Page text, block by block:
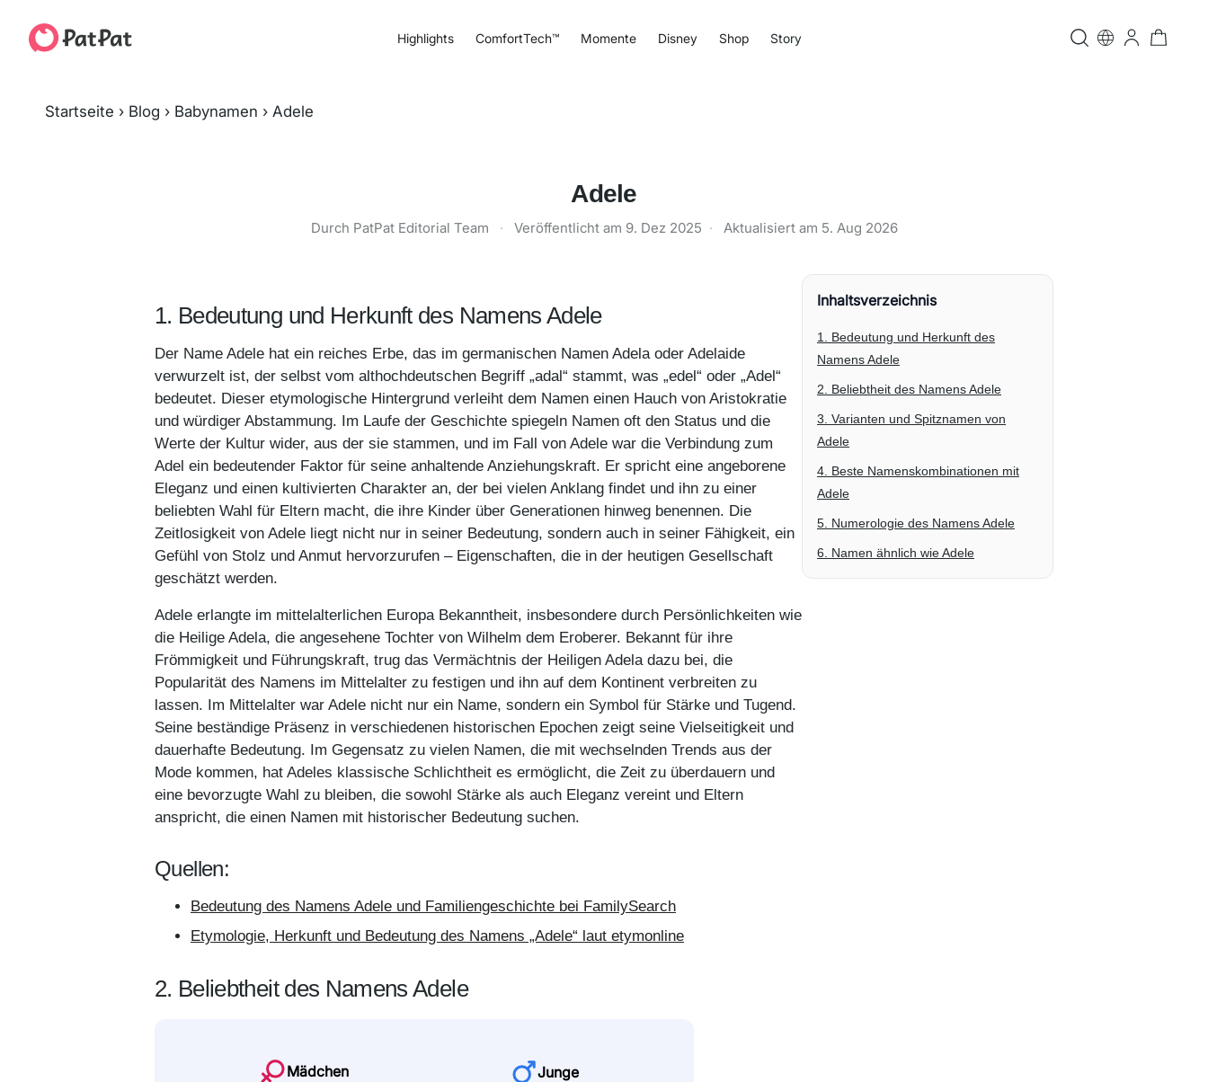
Highlights ComfortTech™ Momente Disney Shop Story
Startseite › Blog › Babynamen › Adele
Adele
Durch PatPat Editorial Team · Veröffentlicht am 9. Dez 2025 · Aktualisiert am 5. Aug 2026
1. Bedeutung und Herkunft des Namens Adele
Der Name Adele hat ein reiches Erbe, das im germanischen Namen Adela oder Adelaide
verwurzelt ist, der selbst vom althochdeutschen Begriff „adal“ stammt, was „edel“ oder „Adel“
bedeutet. Dieser etymologische Hintergrund verleiht dem Namen einen Hauch von Aristokratie
und würdiger Abstammung. Im Laufe der Geschichte spiegeln Namen oft den Status und die
Werte der Kultur wider, aus der sie stammen, und im Fall von Adele war die Verbindung zum
Adel ein bedeutender Faktor für seine anhaltende Anziehungskraft. Er spricht eine angeborene
Eleganz und einen kultivierten Charakter an, der bei vielen Anklang findet und ihn zu einer
beliebten Wahl für Eltern macht, die ihre Kinder über Generationen hinweg benennen. Die
Zeitlosigkeit von Adele liegt nicht nur in seiner Bedeutung, sondern auch in seiner Fähigkeit, ein
Gefühl von Stolz und Anmut hervorzurufen – Eigenschaften, die in der heutigen Gesellschaft
geschätzt werden.
Adele erlangte im mittelalterlichen Europa Bekanntheit, insbesondere durch Persönlichkeiten wie
die Heilige Adela, die angesehene Tochter von Wilhelm dem Eroberer. Bekannt für ihre
Frömmigkeit und Führungskraft, trug das Vermächtnis der Heiligen Adela dazu bei, die
Popularität des Namens im Mittelalter zu festigen und ihn auf dem Kontinent verbreiten zu
lassen. Im Mittelalter war Adele nicht nur ein Name, sondern ein Symbol für Stärke und Tugend.
Seine beständige Präsenz in verschiedenen historischen Epochen zeigt seine Vielseitigkeit und
dauerhafte Bedeutung. Im Gegensatz zu vielen Namen, die mit wechselnden Trends aus der
Mode kommen, hat Adeles klassische Schlichtheit es ermöglicht, die Zeit zu überdauern und
eine bevorzugte Wahl zu bleiben, die sowohl Stärke als auch Eleganz vereint und Eltern
anspricht, die einen Namen mit historischer Bedeutung suchen.
Quellen:
Bedeutung des Namens Adele und Familiengeschichte bei FamilySearch
Etymologie, Herkunft und Bedeutung des Namens „Adele“ laut etymonline
2. Beliebtheit des Namens Adele
Mädchen Junge
Inhaltsverzeichnis
1. Bedeutung und Herkunft des
Namens Adele
2. Beliebtheit des Namens Adele
3. Varianten und Spitznamen von
Adele
4. Beste Namenskombinationen mit
Adele
5. Numerologie des Namens Adele
6. Namen ähnlich wie Adele